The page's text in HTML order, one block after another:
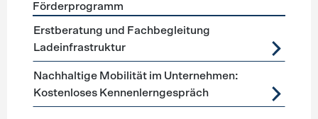
Förderprogramme Mobilitätsberatung
Förderprogramm
Erstberatung und Fachbegleitung
Ladeinfrastruktur
Nachhaltige Mobilität im Unternehmen:
Kostenloses Kennenlerngespräch